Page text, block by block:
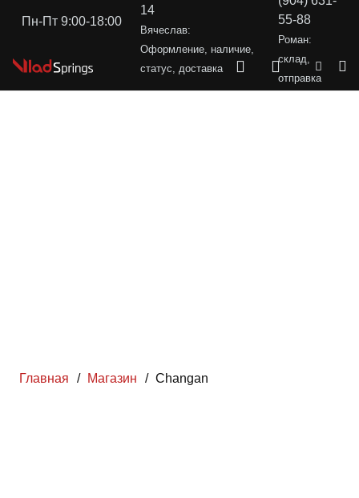
Пн-Пт 9:00-18:00
14
Вячеслав:
Оформление, наличие,
статус, доставка
55-88
Роман:
склад,
отправка
Главная / Магазин / Changan